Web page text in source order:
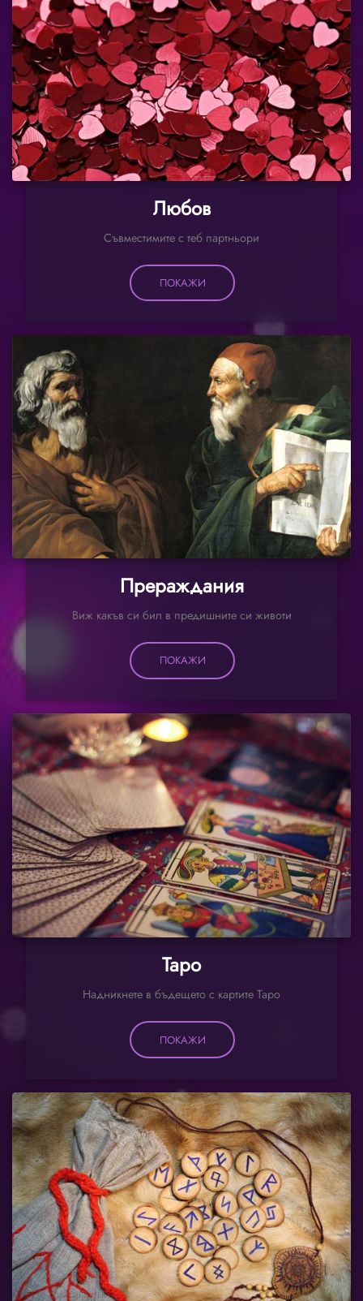
Любов
Съвместимите с теб партньори
ПОКАЖИ
Прераждания
Виж какъв си бил в предишните си животи
ПОКАЖИ
Таро
Надникнете в бъдещето с картите Таро
ПОКАЖИ